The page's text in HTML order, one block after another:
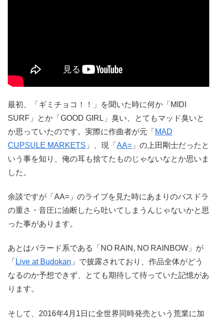
最初、「ギミチョコ！！」を聞いた時に何か「MIDI
SURF」とか「GOOD GIRL」臭い、とてもマッド臭いと
か思っていたのです。実際に作曲者が元「 MAD
CUPSULE MARKETS 」、現「 AA= 」の上田剛士だったと
いう事を知り、俺の耳も捨てたものじゃないなとか思いま
した。
余談ですが「AA=」のライブを見た時にあまりのバスドラ
の重さ・音圧に油断したら吐いてしまうんじゃないかと思
った事があります。
あとはバラード系である「NO RAIN, NO RAINBOW」が
「 Live at Budokan 」で披露されており、作品全体がどう
なるのか予想できず、とても期待して待っていた記憶があ
ります。
そして、2016年4月1日に全世界同時発売という荒業に加